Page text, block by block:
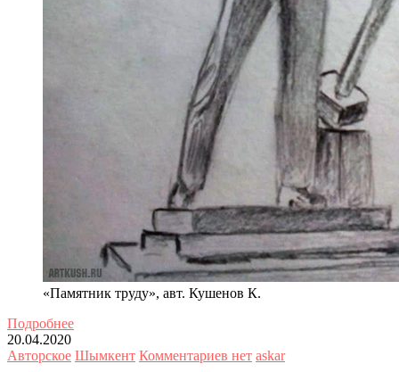
«Памятник труду», авт. Кушенов К.
Подробнее
20.04.2020
Авторское Шымкент Комментариев нет askar